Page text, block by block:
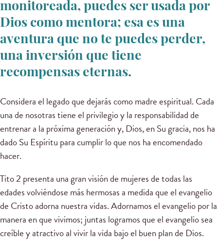
monitoreada, puedes ser usada por
Dios como mentora; esa es una
aventura que no te puedes perder,
una inversión que tiene
recompensas eternas.
Considera el legado que dejarás como madre espiritual. Cada
una de nosotras tiene el privilegio y la responsabilidad de
entrenar a la próxima generación y, Dios, en Su gracia, nos ha
dado Su Espíritu para cumplir lo que nos ha encomendado
hacer.
Tito 2 presenta una gran visión de mujeres de todas las
edades volviéndose más hermosas a medida que el evangelio
de Cristo adorna nuestra vidas. Adornamos el evangelio por la
manera en que vivimos; juntas logramos que el evangelio sea
creíble y atractivo al vivir la vida bajo el buen plan de Dios.